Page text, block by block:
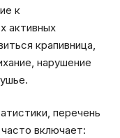
к
активных
крапивница,
нарушение
перечень
включает: